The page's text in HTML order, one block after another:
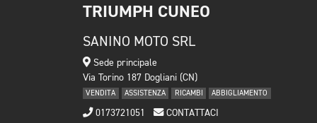
TRIUMPH CUNEO
SANINO MOTO SRL
Sede principale
Via Torino 187 Dogliani (CN)
VENDITA ASSISTENZA RICAMBI ABBIGLIAMENTO
0173721051 CONTATTACI